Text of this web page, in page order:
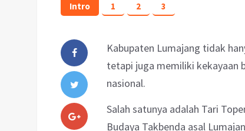
Intro 1 2 3
Kabupaten Lumajang tidak
tetapi juga memiliki kekayaan
nasional.
Salah satunya adalah Tari
Budaya Takbenda asal